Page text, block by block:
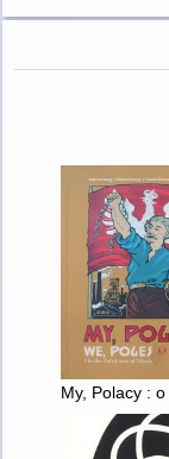
My, Polacy :